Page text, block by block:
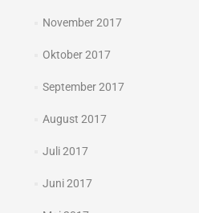
November 2017
Oktober 2017
September 2017
August 2017
Juli 2017
Juni 2017